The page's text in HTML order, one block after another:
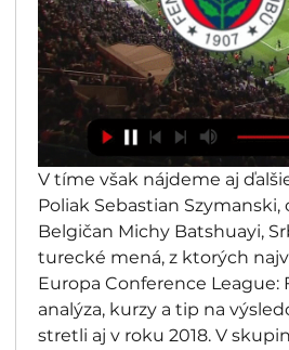
V tíme však nájdeme aj
Poliak Sebastian
Belgičan Michy Batshuayi,
turecké mená, z ktorých
Europa Conference League:
analýza, kurzy a tip na
stretli aj v roku 2018. V